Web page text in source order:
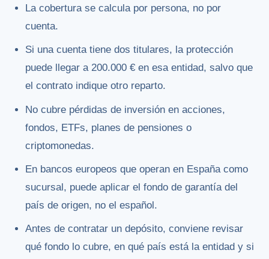
La cobertura se calcula por persona, no por
cuenta.
Si una cuenta tiene dos titulares, la protección
puede llegar a 200.000 € en esa entidad, salvo que
el contrato indique otro reparto.
No cubre pérdidas de inversión en acciones,
fondos, ETFs, planes de pensiones o
criptomonedas.
En bancos europeos que operan en España como
sucursal, puede aplicar el fondo de garantía del
país de origen, no el español.
Antes de contratar un depósito, conviene revisar
qué fondo lo cubre, en qué país está la entidad y si